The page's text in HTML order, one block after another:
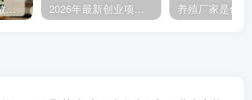
2026年实体创业做什么比较稳？这5个线下生意客流很踏实 2026年最新创业项目参考：9大领域106个项目及补贴参考全攻略